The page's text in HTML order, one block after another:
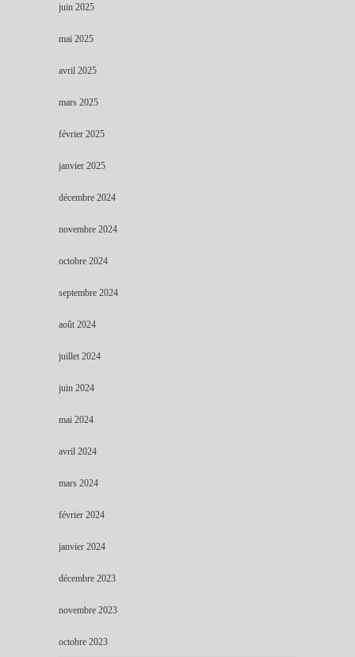
juin 2025
mai 2025
avril 2025
mars 2025
février 2025
janvier 2025
décembre 2024
novembre 2024
octobre 2024
septembre 2024
août 2024
juillet 2024
juin 2024
mai 2024
avril 2024
mars 2024
février 2024
janvier 2024
décembre 2023
novembre 2023
octobre 2023